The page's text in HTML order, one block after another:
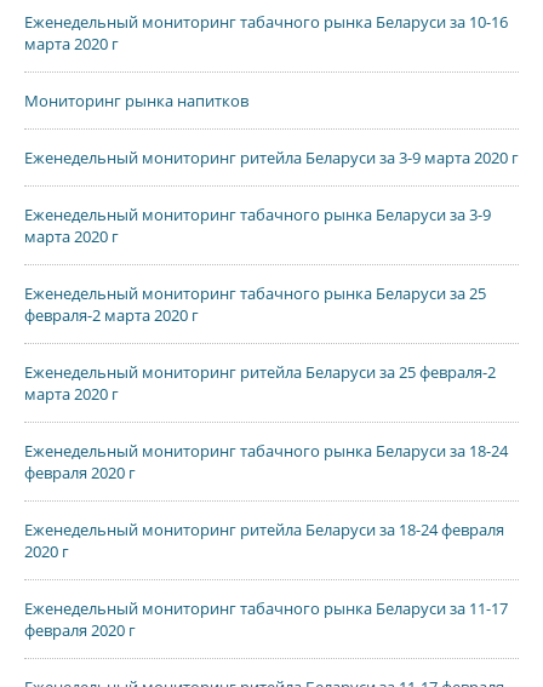
Еженедельный мониторинг табачного рынка Беларуси за 10-16
марта 2020 г
Мониторинг рынка напитков
Еженедельный мониторинг ритейла Беларуси за 3-9 марта 2020 г
Еженедельный мониторинг табачного рынка Беларуси за 3-9
марта 2020 г
Еженедельный мониторинг табачного рынка Беларуси за 25
февраля-2 марта 2020 г
Еженедельный мониторинг ритейла Беларуси за 25 февраля-2
марта 2020 г
Еженедельный мониторинг табачного рынка Беларуси за 18-24
февраля 2020 г
Еженедельный мониторинг ритейла Беларуси за 18-24 февраля
2020 г
Еженедельный мониторинг табачного рынка Беларуси за 11-17
февраля 2020 г